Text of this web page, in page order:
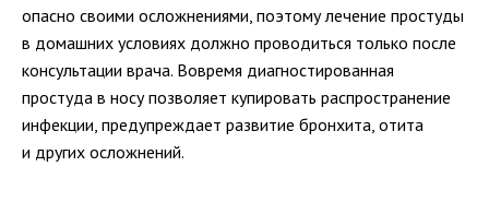
опасно своими осложнениями, поэтому лечение простуды
в домашних условиях должно проводиться только после
консультации врача. Вовремя диагностированная
простуда в носу позволяет купировать распространение
инфекции, предупреждает развитие бронхита, отита
и других осложнений.